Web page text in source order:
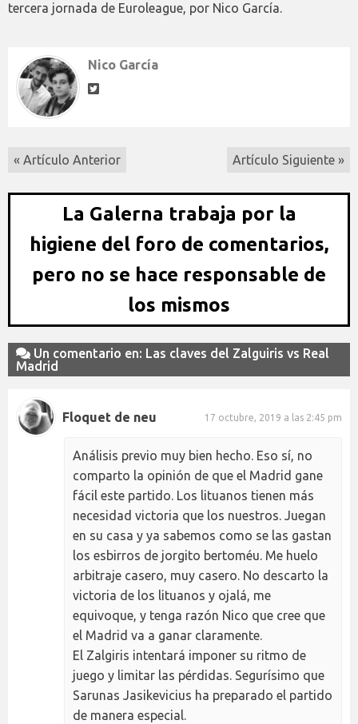
tercera jornada de Euroleague, por Nico García.
Nico García
« Artículo Anterior Artículo Siguiente »
La Galerna trabaja por la
higiene del foro de comentarios,
pero no se hace responsable de
los mismos
Un comentario en: Las claves del Zalguiris vs Real
Madrid
Floquet de neu 17 octubre, 2019 a las 2:45 pm
Análisis previo muy bien hecho. Eso sí, no
comparto la opinión de que el Madrid gane
fácil este partido. Los lituanos tienen más
necesidad victoria que los nuestros. Juegan
en su casa y ya sabemos como se las gastan
los esbirros de jorgito bertoméu. Me huelo
arbitraje casero, muy casero. No descarto la
victoria de los lituanos y ojalá, me
equivoque, y tenga razón Nico que cree que
el Madrid va a ganar claramente.
El Zalgiris intentará imponer su ritmo de
juego y limitar las pérdidas. Segurísimo que
Sarunas Jasikevicius ha preparado el partido
de manera especial.